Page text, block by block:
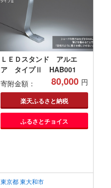
ＬＥＤスタンド アルエ
ア タイプⅡ HAB001
寄附金額：
80,000 円
楽天ふるさと納税
ふるさとチョイス
東京都 東大和市